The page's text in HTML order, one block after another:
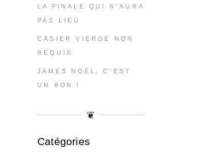
LA FINALE QUI N’AURA
PAS LIEU
CASIER VIERGE NON
REQUIS
JAMES NOËL, C’EST
UN BON !
❦
Catégories